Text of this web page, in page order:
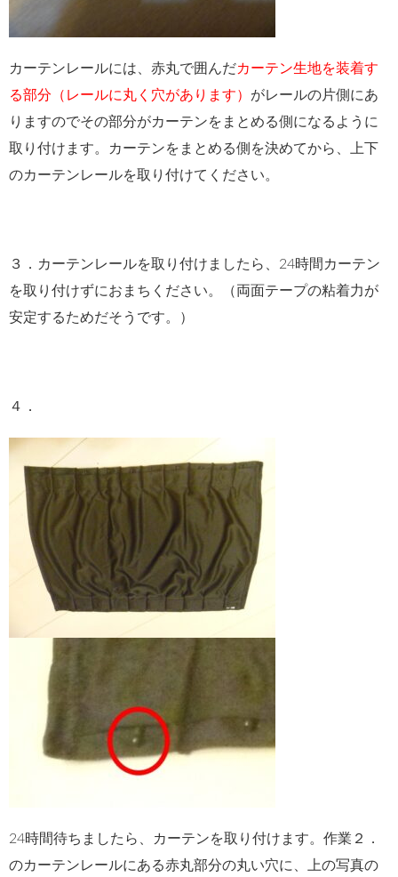
カーテンレールには、赤丸で囲んだカーテン生地を装着す
る部分（レールに丸く穴があります） がレールの片側にあ
りますのでその部分がカーテンをまとめる側になるように
取り付けます。カーテンをまとめる側を決めてから、上下
のカーテンレールを取り付けてください。
３．カーテンレールを取り付けましたら、24時間カーテン
を取り付けずにおまちください。（両面テープの粘着力が
安定するためだそうです。）
４．
24時間待ちましたら、カーテンを取り付けます。作業２．
のカーテンレールにある赤丸部分の丸い穴に、上の写真の